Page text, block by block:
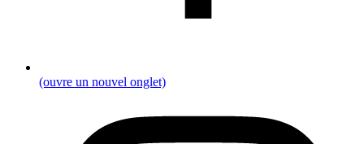
(ouvre un nouvel onglet)